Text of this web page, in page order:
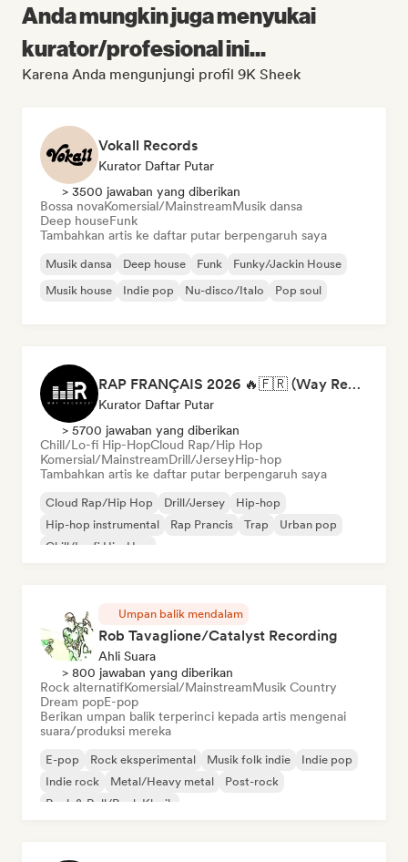
Anda mungkin juga menyukai
kurator/profesional ini...
Karena Anda mengunjungi profil 9K Sheek
Vokall Records
Kurator Daftar Putar
> 3500 jawaban yang diberikan
Bossa novaKomersial/MainstreamMusik dansa
Deep houseFunk
Tambahkan artis ke daftar putar berpengaruh saya
Musik dansa Deep house Funk
Funky/Jackin House
Musik house
Indie pop Nu-disco/Italo Pop soul
RAP FRANÇAIS 2026 🔥🇫🇷 (Way Records)
Kurator Daftar Putar
> 5700 jawaban yang diberikan
Chill/Lo-fi Hip-HopCloud Rap/Hip Hop
Komersial/MainstreamDrill/JerseyHip-hop
Tambahkan artis ke daftar putar berpengaruh saya
Cloud Rap/Hip Hop Drill/Jersey
Hip-hop
Hip-hop instrumental
Rap Prancis Trap
Urban pop
Chill/Lo-fi Hip-Hop
Umpan balik mendalam
Rob Tavaglione/Catalyst Recording
Ahli Suara
> 800 jawaban yang diberikan
Rock alternatifKomersial/MainstreamMusik Country
Dream popE-pop
Berikan umpan balik terperinci kepada artis mengenai
suara/produksi mereka
E-pop Rock eksperimental Musik folk indie
Indie pop
Indie rock
Metal/Heavy metal
Post-rock
Rock & Roll/Rock Klasik